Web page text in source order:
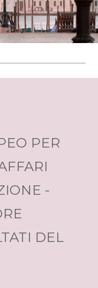
PER
-
DEL